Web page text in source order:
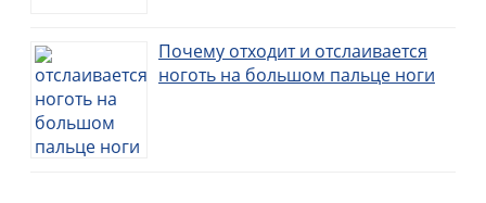
Почему отходит и отслаивается
ноготь на большом пальце ноги